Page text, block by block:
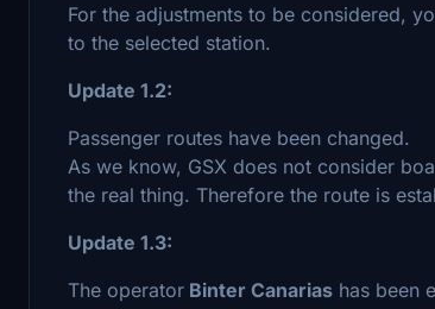
For the adjustments to be considered,
to the selected station.
Update 1.2:
Passenger routes have been changed.
As we know, GSX does not consider
the real thing. Therefore the route is
Update 1.3:
The operator Binter Canarias has been